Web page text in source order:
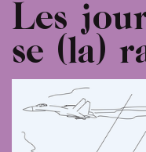
Les
se (la)